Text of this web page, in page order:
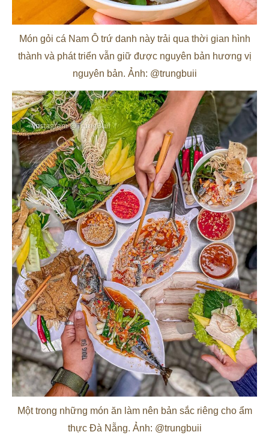
Món gỏi cá Nam Ô trứ danh này trải qua thời gian hình
thành và phát triển vẫn giữ được nguyên bản hương vị
nguyên bản. Ảnh: @trungbuii
Một trong những món ăn làm nên bản sắc riêng cho ẩm
thực Đà Nẵng. Ảnh: @trungbuii